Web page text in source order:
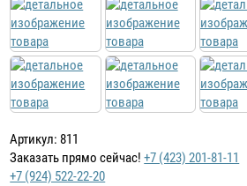
Артикул: 811
Заказать прямо сейчас! +7 (423) 201-81-11
+7 (924) 522-22-20